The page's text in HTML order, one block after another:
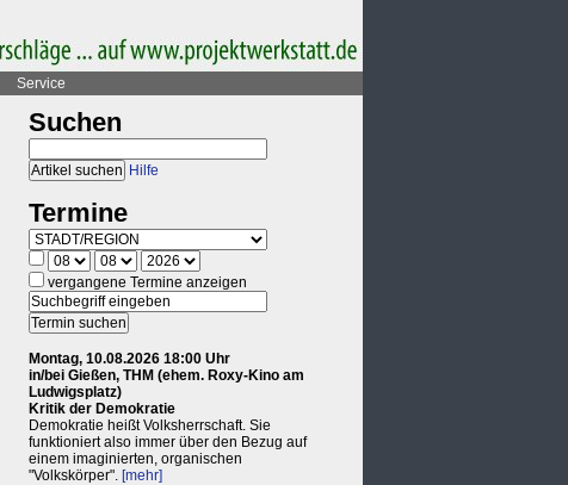
Service
Suchen
Hilfe
Termine
vergangene Termine anzeigen
Montag, 10.08.2026 18:00 Uhr
in/bei Gießen, THM (ehem. Roxy-Kino am
Ludwigsplatz)
Kritik der Demokratie
Demokratie heißt Volksherrschaft. Sie
funktioniert also immer über den Bezug auf
einem imaginierten, organischen
"Volkskörper". [mehr]